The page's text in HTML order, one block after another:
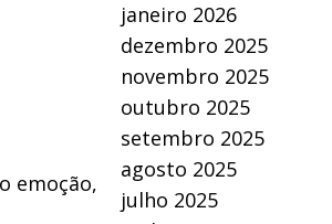
emoção,
janeiro 2026
dezembro 2025
novembro 2025
outubro 2025
setembro 2025
agosto 2025
julho 2025